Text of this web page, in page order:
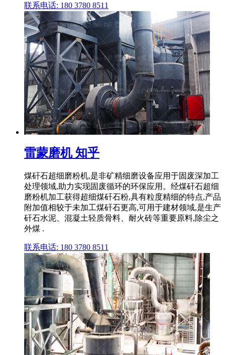
联系电话: 180 3780 8511
雷蒙磨机 知乎
煤矸石超细磨粉机,是非矿精细磨设备应用于固废深加工
处理领域,助力实现固废循环的环保应用。经煤矸石超细
磨粉机加工获得超细煤矸石粉,具有粒度精细的特点,产品
附加值相较于未加工煤矸石更高,可用于建材领域,是生产
矸石水泥、混凝土轻质骨料、耐火砖等重要原料,除尘之
外煤 .
联系电话: 180 3780 8511